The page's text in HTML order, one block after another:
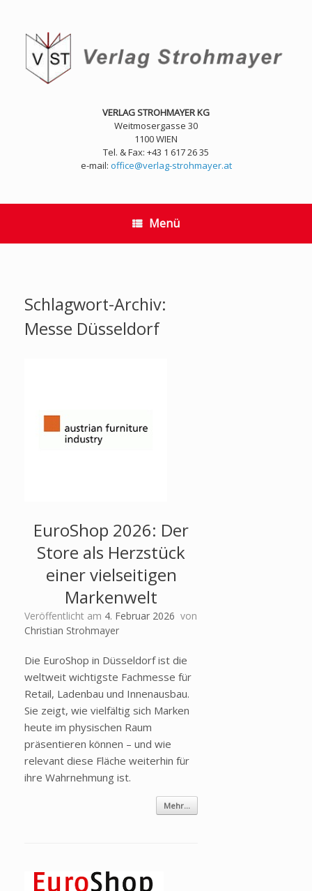
springen
VERLAG STROHMAYER KG
Weitmosergasse 30
1100 WIEN
Tel. & Fax: +43 1 617 26 35
e-mail: office@verlag-strohmayer.at
Menü
Schlagwort-Archiv:
Messe Düsseldorf
EuroShop 2026: Der
Store als Herzstück
einer vielseitigen
Markenwelt
Veröffentlicht am 4. Februar 2026 von
Christian Strohmayer
Die EuroShop in Düsseldorf ist die
weltweit wichtigste Fachmesse für
Retail, Ladenbau und Innenausbau.
Sie zeigt, wie vielfältig sich Marken
heute im physischen Raum
präsentieren können – und wie
relevant diese Fläche weiterhin für
ihre Wahrnehmung ist.
Mehr...